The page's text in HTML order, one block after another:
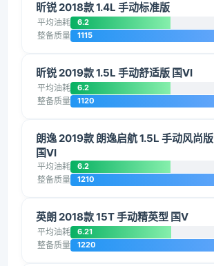
昕锐 2018款 1.4L 手动标准版
平均油耗 6.2
整备质量 1115
昕锐 2019款 1.5L 手动舒适版 国VI
平均油耗 6.2
整备质量 1120
朗逸 2019款 朗逸启航 1.5L 手动风尚版
国VI
平均油耗 6.2
整备质量 1210
英朗 2018款 15T 手动精英型 国V
平均油耗 6.21
整备质量 1220